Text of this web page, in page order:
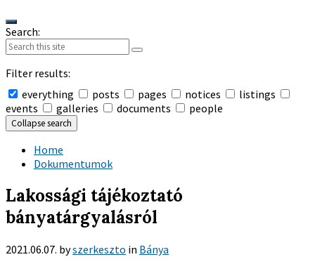
Search:
Filter results:
everything
posts pages notices
listings
events
galleries documents people
Collapse search
Home
Dokumentumok
Lakossági tájékoztató
bányatárgyalásról
2021.06.07. byszerkeszto in Bánya